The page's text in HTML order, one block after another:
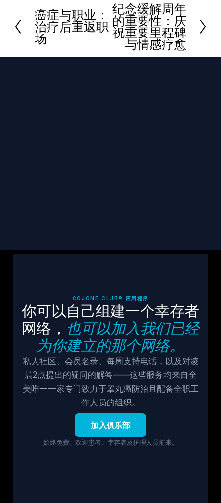
上
一
页
癌症与职业：
治疗后重返职
场
下
一
页
纪念缓解周年
的重要性：庆
祝重要里程碑
与情感疗愈
COJONE CLUB® 应用程序
你可以自己组建一个幸存者
网络， 也可以加入我们已经
为你建立的那个网络。
私人社区、会员名录、每周支持电话，以及对凌
晨2点提出的疑问的解答——这些服务均来自全
美唯一一家专门致力于睾丸癌防治且配备全职工
作人员的组织。
加入俱乐部
始终免费。欢迎患者、幸存者及护理人员前来。